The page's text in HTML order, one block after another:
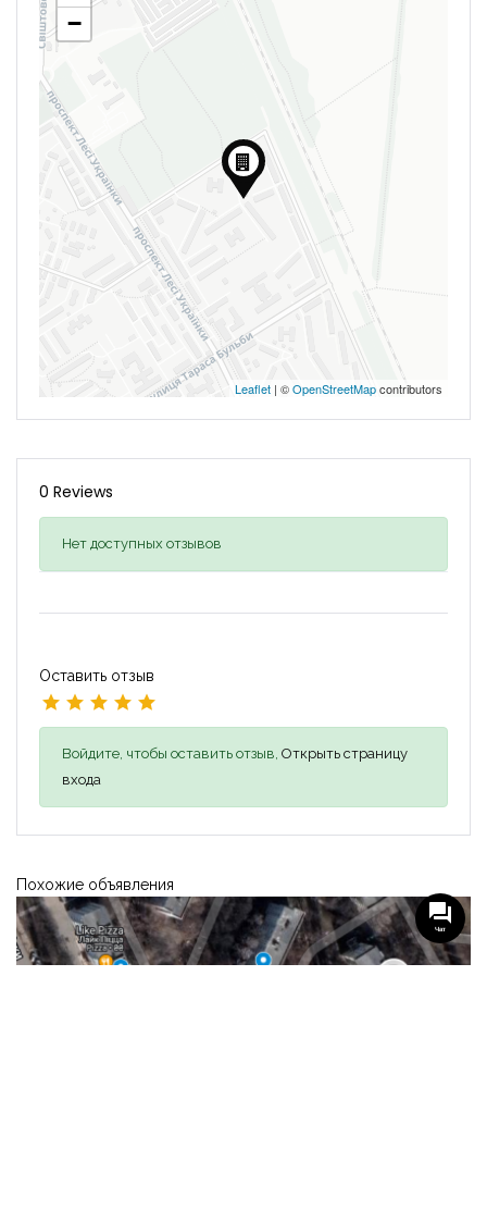
−
Leaflet | ©OpenStreetMapcontributors
0 Reviews
Нет доступных отзывов
Оставить отзыв
Войдите, чтобы оставить отзыв, Открыть страницу
входа
Похожие объявления
Чат